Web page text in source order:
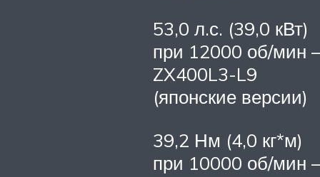
53,0 л.с. (39,0 кВт)
при 12000 об/мин –
ZX400L3-L9
(японские версии)
39,2 Нм (4,0 кг*м)
при 10000 об/мин –